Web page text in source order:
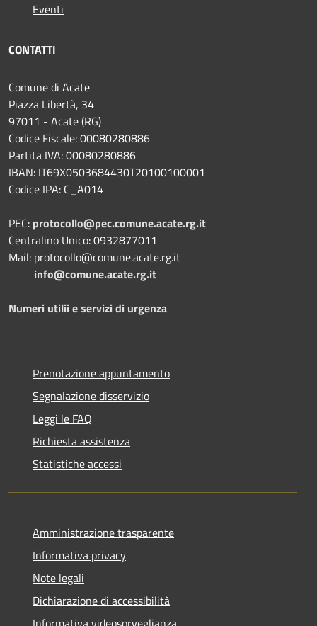
Eventi
CONTATTI
Comune di Acate
Piazza Libertà, 34
97011 - Acate (RG)
Codice Fiscale: 00080280886
Partita IVA: 00080280886
IBAN: IT69X0503684430T20100100001
Codice IPA: C_A014
PEC: protocollo@pec.comune.acate.rg.it
Centralino Unico: 0932877011
Mail: protocollo@comune.acate.rg.it
info@comune.acate.rg.it
Numeri utilii e servizi di urgenza
Prenotazione appuntamento
Segnalazione disservizio
Leggi le FAQ
Richiesta assistenza
Statistiche accessi
Amministrazione trasparente
Informativa privacy
Note legali
Dichiarazione di accessibilità